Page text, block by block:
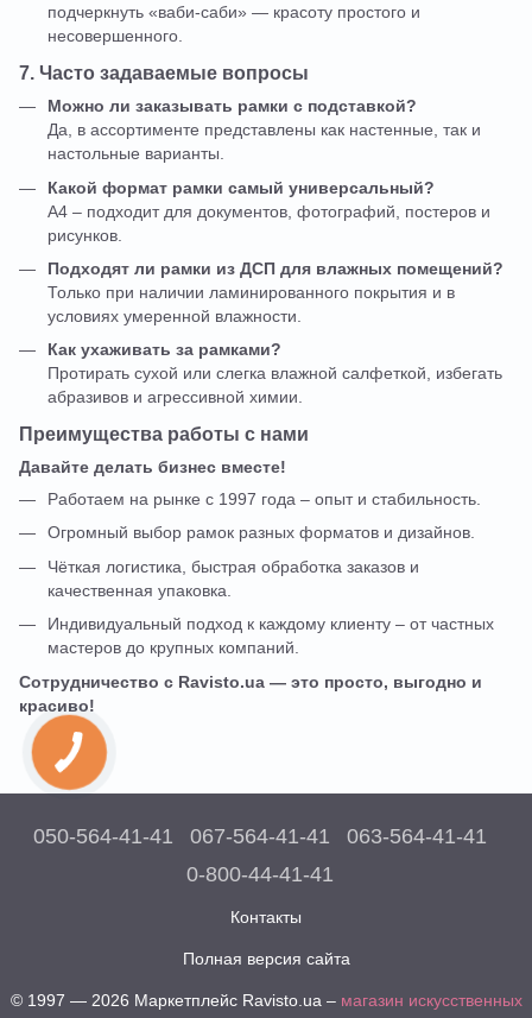
подчеркнуть «ваби-саби» — красоту простого и
несовершенного.
7. Часто задаваемые вопросы
Можно ли заказывать рамки с подставкой?
Да, в ассортименте представлены как настенные, так и
настольные варианты.
Какой формат рамки самый универсальный?
А4 – подходит для документов, фотографий, постеров и
рисунков.
Подходят ли рамки из ДСП для влажных помещений?
Только при наличии ламинированного покрытия и в
условиях умеренной влажности.
Как ухаживать за рамками?
Протирать сухой или слегка влажной салфеткой, избегать
абразивов и агрессивной химии.
Преимущества работы с нами
Давайте делать бизнес вместе!
Работаем на рынке с 1997 года – опыт и стабильность.
Огромный выбор рамок разных форматов и дизайнов.
Чёткая логистика, быстрая обработка заказов и
качественная упаковка.
Индивидуальный подход к каждому клиенту – от частных
мастеров до крупных компаний.
Сотрудничество с Ravisto.ua — это просто, выгодно и
красиво!
050-564-41-41 067-564-41-41
063-564-41-41
0-800-44-41-41
Контакты
Полная версия сайта
© 1997 — 2026 Маркетплейс Ravisto.ua – магазин искусственных